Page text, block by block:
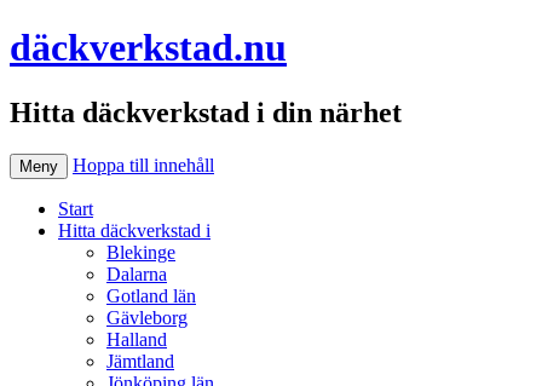
däckverkstad.nu
Hitta däckverkstad i din närhet
Meny Hoppa till innehåll
Start
Hitta däckverkstad i
Blekinge
Dalarna
Gotland län
Gävleborg
Halland
Jämtland